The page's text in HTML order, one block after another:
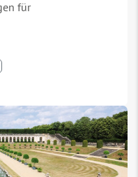
für